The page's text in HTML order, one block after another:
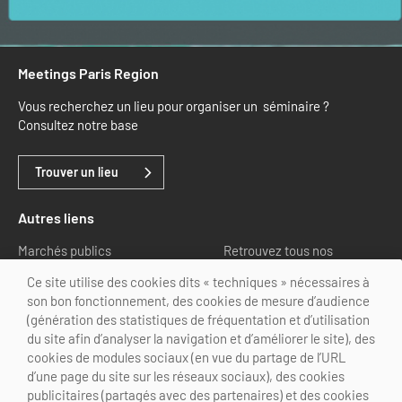
Meetings Paris Region
Vous recherchez un lieu pour organiser un séminaire ?
Consultez notre base
Trouver un lieu
Autres liens
Marchés publics
Retrouvez tous nos
Nous suivre
Ce site utilise des cookies dits « techniques » nécessaires à
son bon fonctionnement, des cookies de mesure d’audience
(génération des statistiques de fréquentation et d’utilisation
du site afin d’analyser la navigation et d’améliorer le site), des
cookies de modules sociaux (en vue du partage de l’URL
d’une page du site sur les réseaux sociaux), des cookies
publicitaires (partagés avec des partenaires) et des cookies